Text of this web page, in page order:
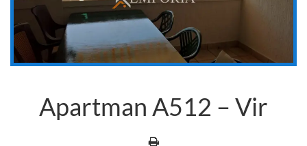
Apartman A512 – Vir